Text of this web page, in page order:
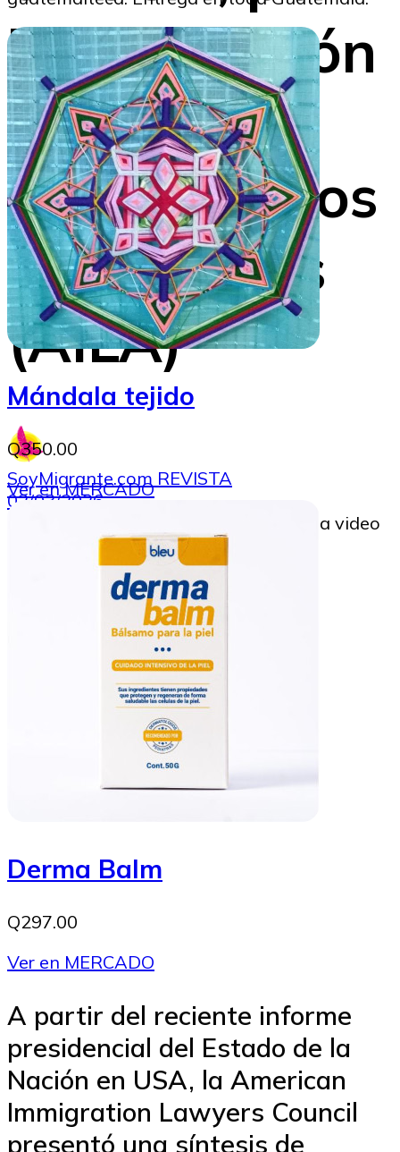
la Asociación
Americana
de Abogados
Migratorios
(AILA)
SoyMigrante.com REVISTA
02/03/2026
Image to Credit : Captura de pantalla video
Mándala tejido
Q350.00
Ver en MERCADO
Derma Balm
Q297.00
Ver en MERCADO
A partir del reciente informe
presidencial del Estado de la
Nación en USA, la American
Immigration Lawyers Council
presentó una síntesis de